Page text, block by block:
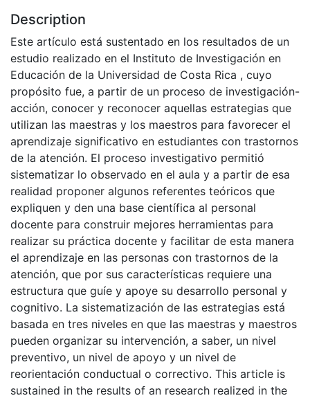
Description
Este artículo está sustentado en los resultados de un
estudio realizado en el Instituto de Investigación en
Educación de la Universidad de Costa Rica , cuyo
propósito fue, a partir de un proceso de investigación-
acción, conocer y reconocer aquellas estrategias que
utilizan las maestras y los maestros para favorecer el
aprendizaje significativo en estudiantes con trastornos
de la atención. El proceso investigativo permitió
sistematizar lo observado en el aula y a partir de esa
realidad proponer algunos referentes teóricos que
expliquen y den una base científica al personal
docente para construir mejores herramientas para
realizar su práctica docente y facilitar de esta manera
el aprendizaje en las personas con trastornos de la
atención, que por sus características requiere una
estructura que guíe y apoye su desarrollo personal y
cognitivo. La sistematización de las estrategias está
basada en tres niveles en que las maestras y maestros
pueden organizar su intervención, a saber, un nivel
preventivo, un nivel de apoyo y un nivel de
reorientación conductual o correctivo. This article is
sustained in the results of an research realized in the